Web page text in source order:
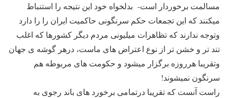
مسالمت برخوردار است- بدلخواه خود این نتیجه را استنباط
میکنند که این تجمعات حکم سرنگونی حاکمیت ایران را را دارد
وتوجه ندارند که تظاهرات میلیونی مردم دیگر کشورها که اغلب
تند تر و خشن تر از نوع اعتراض های ماست، درهر گوشه ی جهان
وتقریبا هرروزه برگزار میشود و حکومت های مربوطه هم
سرنگون نمیشوند!
راست آنست که تقریبا درتمامی برخورد های باند رجوی به